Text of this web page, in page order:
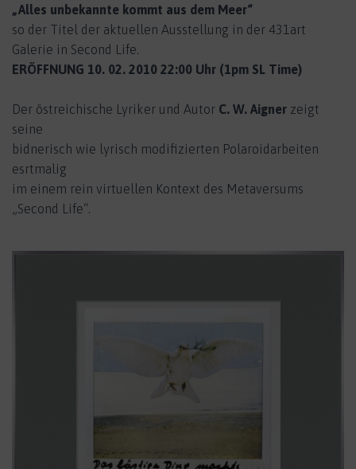
„Alles unbekannte kommt aus dem Meer“
so der Titel der aktuellen Ausstellung in der 431art
Galerie in Second Life.
ERÖFFNUNG 10. 02. 2010 22:00 Uhr (1pm SL Time)
Der östreichische Lyriker und Autor C. W. Aigner zeigt
seine
bidnerisch wie lyrisch modifizierten Polaroidarbeiten
esrtmalig
im einem rein virtuellen Kontext des Metaversums
„Second Life“.